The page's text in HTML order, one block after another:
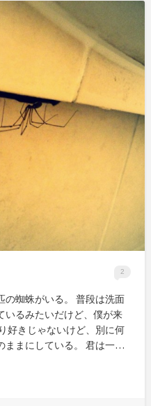
2
の蜘蛛がいる。 普段は洗面
いるみたいだけど、僕が来
好きじゃないけど、別に何
ままにしている。 君は一…